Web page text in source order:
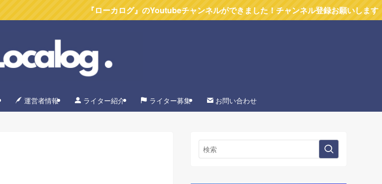
『ローカログ』のYoutubeチャンネルができました！チャンネル登録お願いします
運営者情報 ライター紹介 ライター募集 お問い合わせ